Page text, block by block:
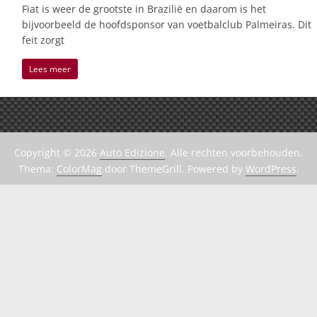
Fiat is weer de grootste in Brazilië en daarom is het
bijvoorbeeld de hoofdsponsor van voetbalclub Palmeiras. Dit
feit zorgt
Lees meer
Copyright © 2026 Auto Edizione. Alle rechten voorbehouden.
Thema: ColorMag door ThemeGrill. Powered by WordPress.